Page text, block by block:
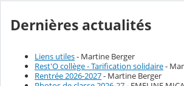
Dernières actualités
Liens utiles- Martine Berger
Rest'O collège - Tarification solidaire-
Rentrée 2026-2027- Martine Berger